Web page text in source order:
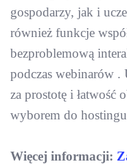
gospodarzy, jak i
również funkcje
bezproblemową
podczas webinarów
za prostotę i łatwość
wyborem do
Więcej informacji: